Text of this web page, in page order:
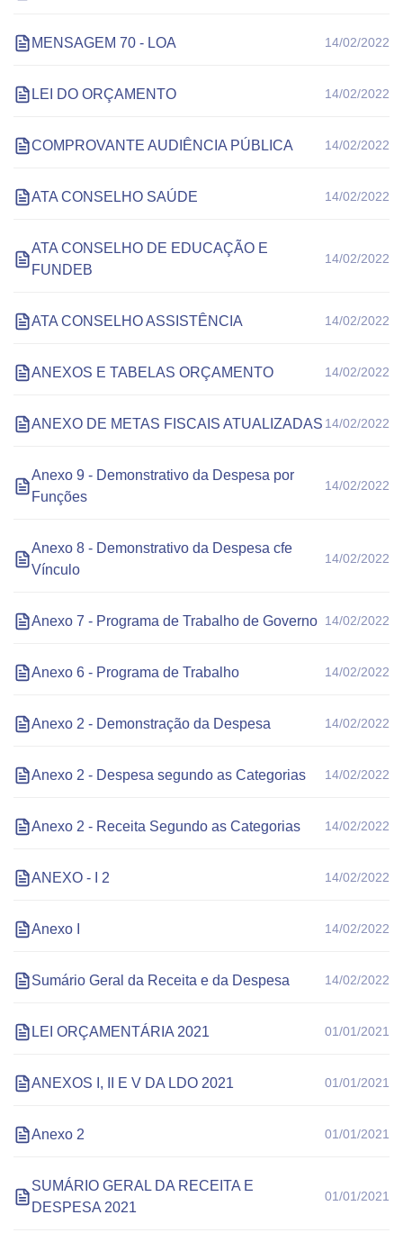
MENSAGEM 70 - LOA 14/02/2022
LEI DO ORÇAMENTO 14/02/2022
COMPROVANTE AUDIÊNCIA PÚBLICA 14/02/2022
ATA CONSELHO SAÚDE 14/02/2022
ATA CONSELHO DE EDUCAÇÃO E
FUNDEB
14/02/2022
ATA CONSELHO ASSISTÊNCIA 14/02/2022
ANEXOS E TABELAS ORÇAMENTO 14/02/2022
ANEXO DE METAS FISCAIS ATUALIZADAS 14/02/2022
Anexo 9 - Demonstrativo da Despesa por
Funções
14/02/2022
Anexo 8 - Demonstrativo da Despesa cfe
Vínculo
14/02/2022
Anexo 7 - Programa de Trabalho de Governo 14/02/2022
Anexo 6 - Programa de Trabalho 14/02/2022
Anexo 2 - Demonstração da Despesa 14/02/2022
Anexo 2 - Despesa segundo as Categorias 14/02/2022
Anexo 2 - Receita Segundo as Categorias 14/02/2022
ANEXO - I 2 14/02/2022
Anexo I 14/02/2022
Sumário Geral da Receita e da Despesa 14/02/2022
LEI ORÇAMENTÁRIA 2021 01/01/2021
ANEXOS I, II E V DA LDO 2021 01/01/2021
Anexo 2 01/01/2021
SUMÁRIO GERAL DA RECEITA E
DESPESA 2021
01/01/2021